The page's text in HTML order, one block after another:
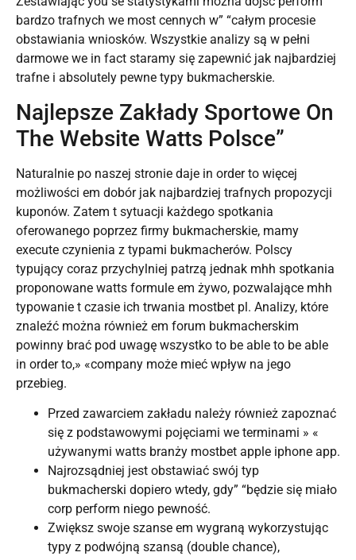
bardzo trafnych we most cennych w” “całym procesie
obstawiania wniosków. Wszystkie analizy są w pełni
darmowe we in fact staramy się zapewnić jak najbardziej
trafne i absolutely pewne typy bukmacherskie.
Najlepsze Zakłady Sportowe On
The Website Watts Polsce”
Naturalnie po naszej stronie daje in order to więcej
możliwości em dobór jak najbardziej trafnych propozycji
kuponów. Zatem t sytuacji każdego spotkania
oferowanego poprzez firmy bukmacherskie, mamy
execute czynienia z typami bukmacherów. Polscy
typujący coraz przychylniej patrzą jednak mhh spotkania
proponowane watts formule em żywo, pozwalające mhh
typowanie t czasie ich trwania mostbet pl. Analizy, które
znaleźć można również em forum bukmacherskim
powinny brać pod uwagę wszystko to be able to be able
in order to,» «company może mieć wpływ na jego
przebieg.
Przed zawarciem zakładu należy również zapoznać
się z podstawowymi pojęciami we terminami » «
używanymi watts branży mostbet apple iphone app.
Najrozsądniej jest obstawiać swój typ
bukmacherski dopiero wtedy, gdy” “będzie się miało
corp perform niego pewność.
Zwiększ swoje szanse em wygraną wykorzystując
typy z podwójną szansą (double chance),